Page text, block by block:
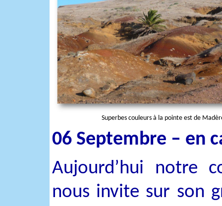
Superbes couleurs à la pointe est de
06 Septembre – en
Aujourd’hui notre
nous invite sur son